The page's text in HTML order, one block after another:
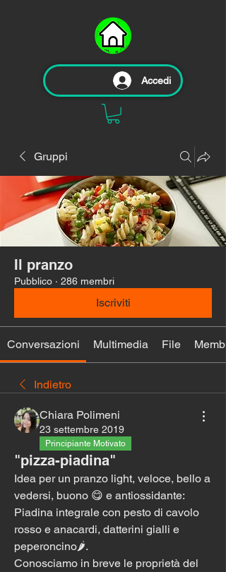
Accedi
Gruppi
Il pranzo
Pubblico · 286 membri
Iscriviti
Conversazioni Multimedia File Membri
Indietro
Chiara Polimeni
23 settembre 2019
Principiante Motivato
"pizza-piadina"
Idea per un pranzo light, veloce, bello a
vedersi, buono 😋 e antiossidante:
Piadina integrale con pesto di cavolo
rosso e anacardi, datterini gialli e
peperoncino🌶️.
Conosciamo in breve le proprietà del